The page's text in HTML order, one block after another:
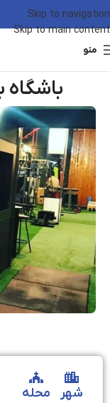
Skip to navigation
Skip to main content
منو
شهر محله